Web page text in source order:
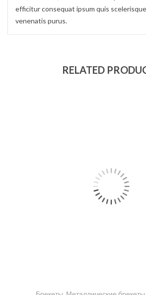
efficitur consequat ipsum quis
venenatis purus.
RELATED